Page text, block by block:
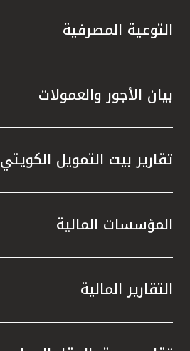
تركيا
مصر
مملكة البحرين
التوعية المصرفية
بيان الأجور والعمولات
تقارير بيت التمويل الكويتي
المؤسسات المالية
التقارير المالية